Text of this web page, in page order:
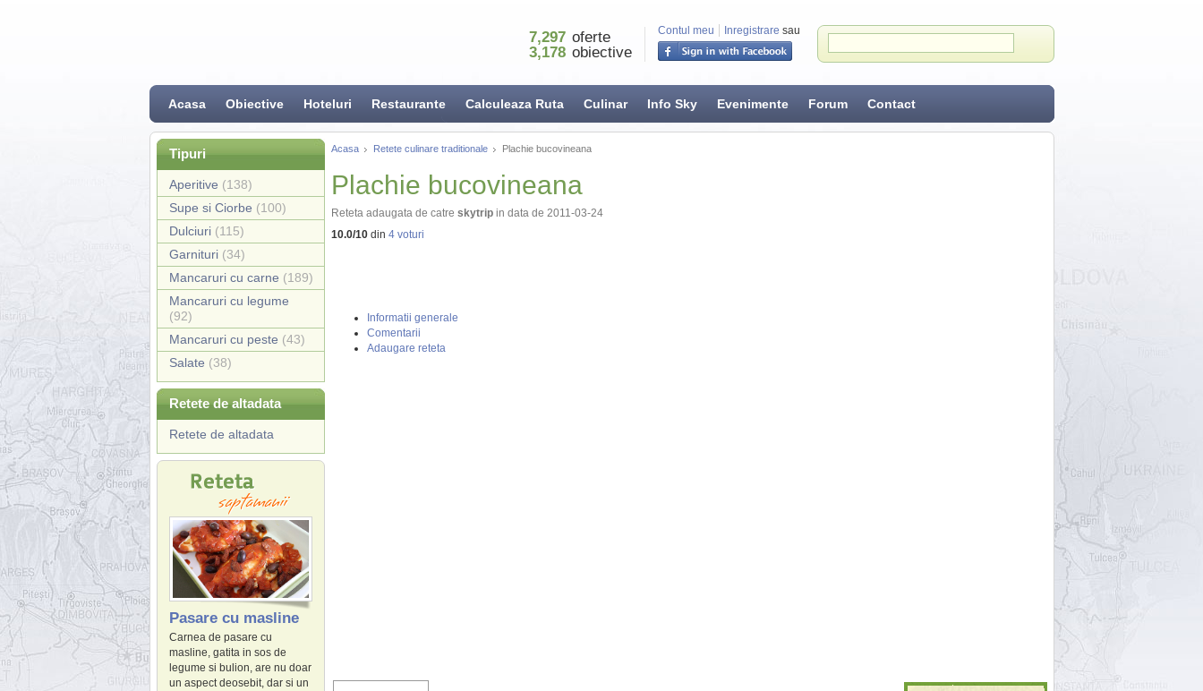
Contul meu Inregistrare sau
7,297 oferte
3,178 obiective
Acasa Obiective Hoteluri Restaurante Calculeaza Ruta Culinar Info Sky Evenimente Forum Contact
Tipuri
Aperitive (138)
Supe si Ciorbe (100)
Dulciuri (115)
Garnituri (34)
Mancaruri cu carne (189)
Mancaruri cu legume
(92)
Mancaruri cu peste (43)
Salate (38)
Retete de altadata
Retete de altadata
Pasare cu masline
Carnea de pasare cu
masline, gatita in sos de
legume si bulion, are nu doar
un aspect deosebit, dar si un
Acasa Retete culinare traditionale Plachie bucovineana
Plachie bucovineana
Reteta adaugata de catre skytrip in data de 2011-03-24
10.0/10din 4voturi
Informatii generale
Comentarii
Adaugare reteta